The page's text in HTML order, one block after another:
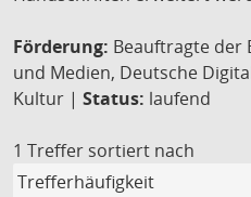
Förderung: Beauftragte der
und Medien, Deutsche
Kultur | Status: laufend
1 Treffer sortiert nach